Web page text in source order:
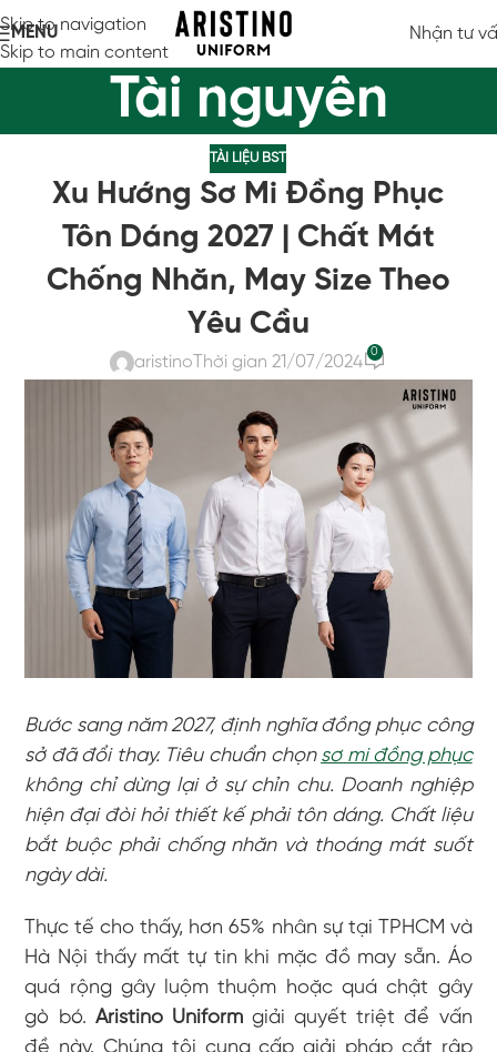
Skip to navigation
Skip to main content
MENU Nhận tư
Tài nguyên
TÀI LIỆU BST
Xu Hướng Sơ Mi Đồng Phục
Tôn Dáng 2027 | Chất Mát
Chống Nhăn, May Size Theo
Yêu Cầu
aristino Thời gian 21/07/2024
0
Bước sang năm 2027, định nghĩa đồng phục công
sở đã đổi thay. Tiêu chuẩn chọn sơ mi đồng phục
không chỉ dừng lại ở sự chỉn chu. Doanh nghiệp
hiện đại đòi hỏi thiết kế phải tôn dáng. Chất liệu
bắt buộc phải chống nhăn và thoáng mát suốt
ngày dài.
Thực tế cho thấy, hơn 65% nhân sự tại TPHCM và
Hà Nội thấy mất tự tin khi mặc đồ may sẵn. Áo
quá rộng gây luộm thuộm hoặc quá chật gây
gò bó. Aristino Uniformgiải quyết triệt để vấn